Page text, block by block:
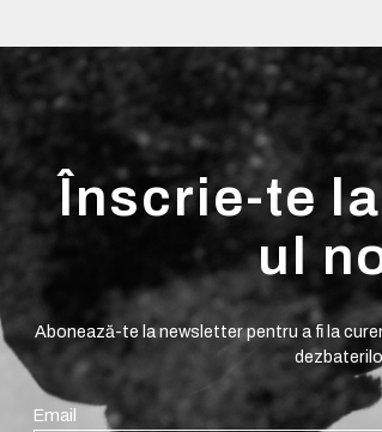
Înscrie-te
ul
Abonează-te la newsletter pentru a fi la
Email